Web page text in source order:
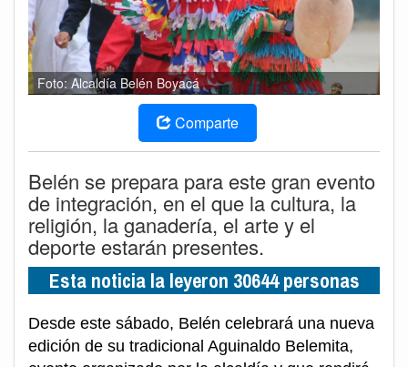
Foto: Alcaldía Belén Boyacá
Comparte
Belén se prepara para este gran evento
de integración, en el que la cultura, la
religión, la ganadería, el arte y el
deporte estarán presentes.
Esta noticia la leyeron 30644 personas
Desde este sábado, Belén celebrará una nueva
edición de su tradicional Aguinaldo Belemita,